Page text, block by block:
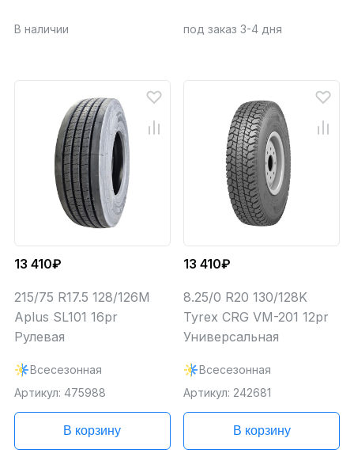
В наличии под заказ 3-4 дня
13 410₽
215/75 R17.5 128/126M
Aplus SL101 16pr
Рулевая
Всесезонная
Артикул: 475988
В корзину
13 410₽
8.25/0 R20 130/128K
Tyrex CRG VM-201 12pr
Универсальная
Всесезонная
Артикул: 242681
В корзину